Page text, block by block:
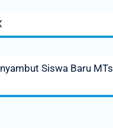
Siswa Baru MTs